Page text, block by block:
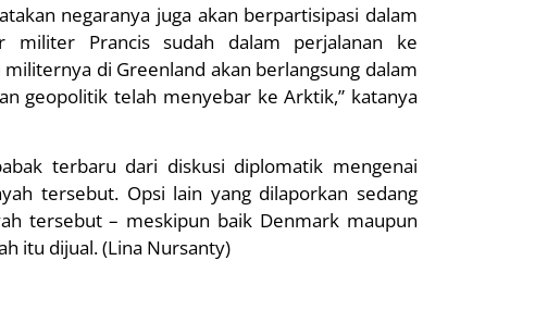
negaranya juga akan berpartisipasi dalam
militer Prancis sudah dalam perjalanan ke
di Greenland akan berlangsung dalam
geopolitik telah menyebar ke Arktik,” katanya
terbaru dari diskusi diplomatik mengenai
tersebut. Opsi lain yang dilaporkan sedang
tersebut – meskipun baik Denmark maupun
itu dijual. (Lina Nursanty)